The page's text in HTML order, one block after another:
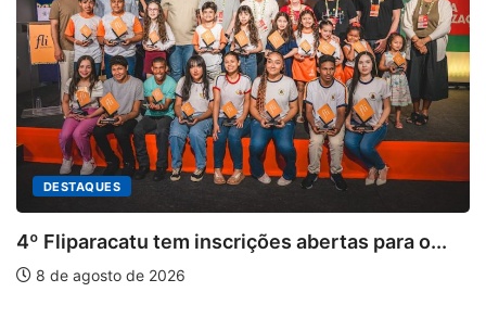
DESTAQUES
Fliparacatu tem inscrições abertas para o...
8 de agosto de 2026